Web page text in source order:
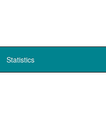
Statistics